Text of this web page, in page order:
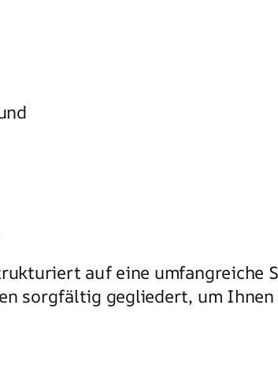
auf eine umfangreiche
sorgfältig gegliedert, um